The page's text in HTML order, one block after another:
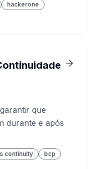
hackerone
que
durante e após
continuity
bcp